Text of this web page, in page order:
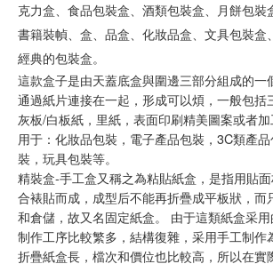
克力盒、食品包裝盒、酒類包裝盒、月餅包裝
書籍裝幀、盒、品盒、化妝品盒、文具包裝盒
經典的包裝盒。
這款盒子是由天蓋底盒與圍邊三部分組成的一
通過紙片連接在一起，形成可以煩，一般包括
灰板/白板紙，里紙，表面印刷精美圖案或者
用于：化妝品包裝，電子產品包裝，3C類產
裝，玩具包裝等。
精裝盒-手工盒又稱之為粘貼紙盒，是指用貼
合裱貼而成，成型后不能再折疊成平板狀，而
和倉儲，故又名固定紙盒。 由于這類紙盒采用
制作工序比較繁多，結構復雜，采用手工制作
折疊紙盒長，檔次和價位也比較高，所以在實